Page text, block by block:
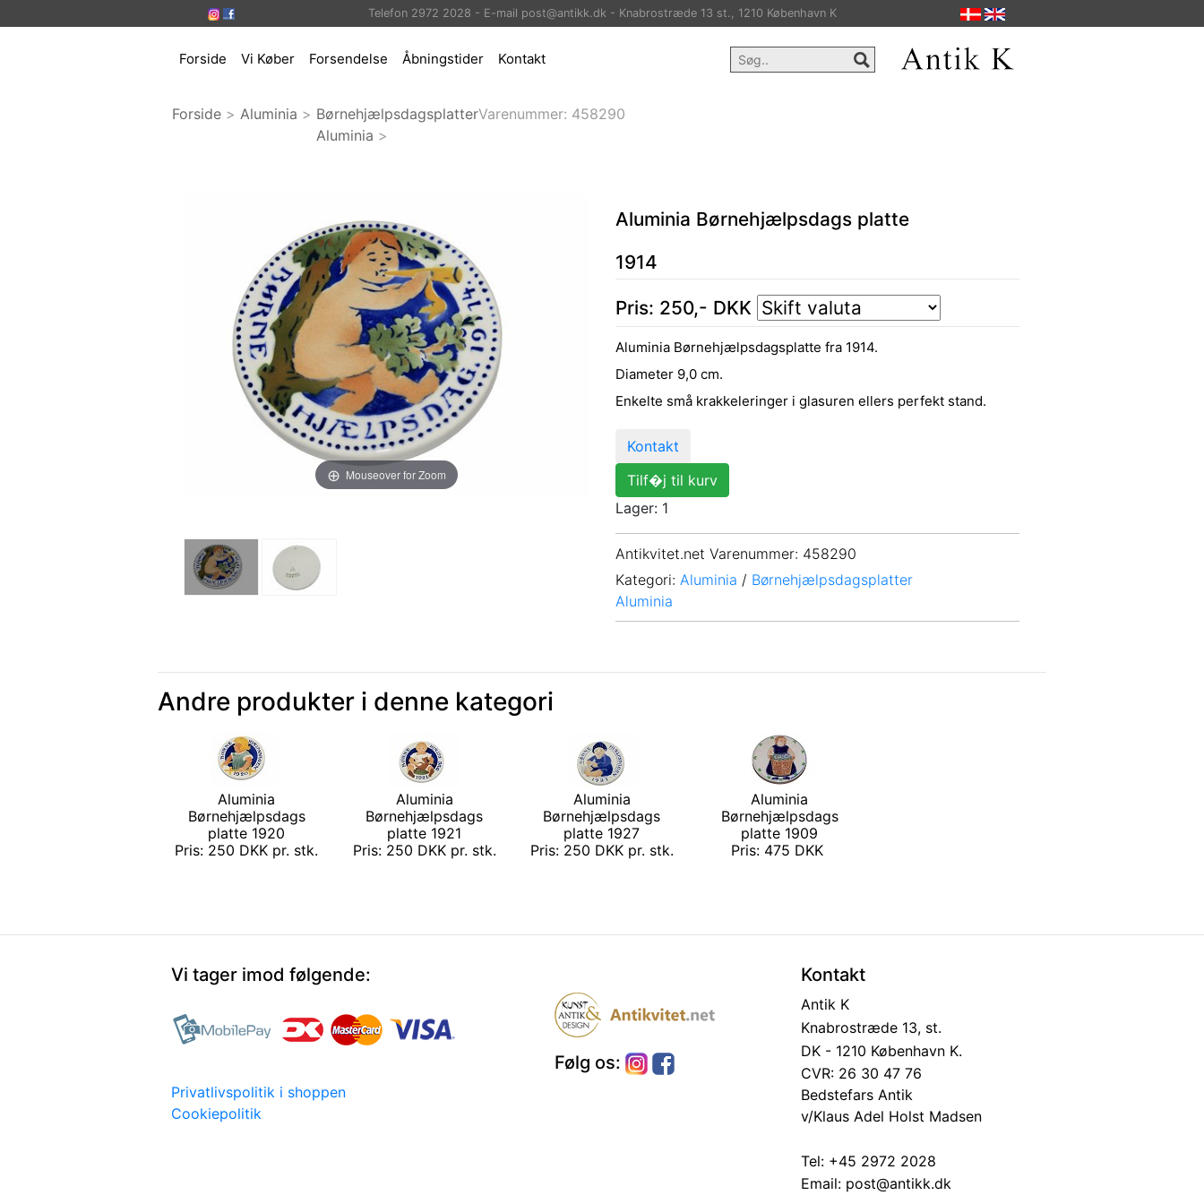
Telefon 2972 2028 - E-mail post@antikk.dk - Knabrostræde 13 st., 1210 København K
Forside Vi Køber Forsendelse Åbningstider Kontakt
Forside > Aluminia > Børnehjælpsdagsplatter
Aluminia >
Varenummer: 458290
Mouseover for Zoom
Aluminia Børnehjælpsdags platte
1914
Pris: 250,- DKK
Aluminia Børnehjælpsdagsplatte fra 1914.
Diameter 9,0 cm.
Enkelte små krakkeleringer i glasuren ellers perfekt stand.
Kontakt
Tilf�j til kurv
Lager: 1
Antikvitet.net Varenummer: 458290
Kategori: Aluminia / Børnehjælpsdagsplatter
Aluminia
Andre produkter i denne kategori
Aluminia
Børnehjælpsdags
platte 1920
Pris: 250 DKK pr. stk.
Aluminia
Børnehjælpsdags
platte 1921
Pris: 250 DKK pr. stk.
Aluminia
Børnehjælpsdags
platte 1927
Pris: 250 DKK pr. stk.
Aluminia
Børnehjælpsdags
platte 1909
Pris: 475 DKK
Vi tager imod følgende:
Privatlivspolitik i shoppen
Cookiepolitik
Følg os:
Kontakt
Antik K
Knabrostræde 13, st.
DK - 1210 København K.
CVR: 26 30 47 76
Bedstefars Antik
v/Klaus Adel Holst Madsen
Tel: +45 2972 2028
Email:post@antikk.dk